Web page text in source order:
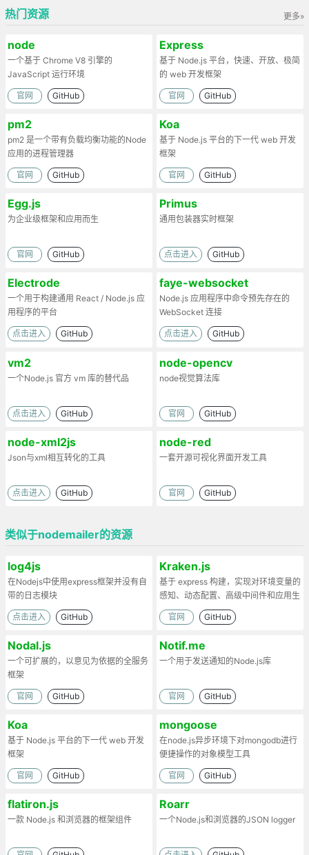
更多»
热门资源
node
一个基于 Chrome V8 引擎的
JavaScript 运行环境
官网 GitHub
Express
基于 Node.js 平台，快速、开放、极简
的 web 开发框架
官网 GitHub
pm2
pm2 是一个带有负载均衡功能的Node
应用的进程管理器
官网 GitHub
Koa
基于 Node.js 平台的下一代 web 开发
框架
官网 GitHub
Egg.js
为企业级框架和应用而生
官网 GitHub
Primus
通用包装器实时框架
点击进入 GitHub
Electrode
一个用于构建通用 React / Node.js 应
用程序的平台
点击进入 GitHub
faye-websocket
Node.js 应用程序中命令预先存在的
WebSocket 连接
点击进入 GitHub
vm2
一个Node.js 官方 vm 库的替代品
点击进入 GitHub
node-opencv
node视觉算法库
官网 GitHub
node-xml2js
Json与xml相互转化的工具
点击进入 GitHub
node-red
一套开源可视化界面开发工具
官网 GitHub
类似于nodemailer的资源
log4js
在Nodejs中使用express框架并没有自
带的日志模块
点击进入 GitHub
Kraken.js
基于 express 构建，实现对环境变量的
感知、动态配置、高级中间件和应用生
命周期的事件通知
官网 GitHub
Nodal.js
一个可扩展的，以意见为依据的全服务
框架
官网 GitHub
Notif.me
一个用于发送通知的Node.js库
官网 GitHub
Koa
基于 Node.js 平台的下一代 web 开发
框架
官网 GitHub
mongoose
在node.js异步环境下对mongodb进行
便捷操作的对象模型工具
官网 GitHub
flatiron.js
一款 Node.js 和浏览器的框架组件
Roarr
一个Node.js和浏览器的JSON logger